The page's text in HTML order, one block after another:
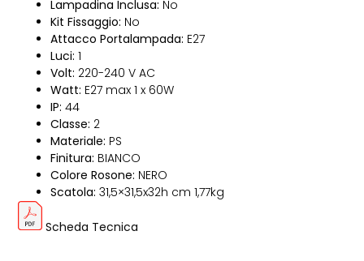
Lampadina Inclusa: No
Kit Fissaggio: No
Attacco Portalampada: E27
Luci: 1
Volt: 220-240 V AC
Watt: E27 max 1 x 60W
IP: 44
Classe: 2
Materiale: PS
Finitura: BIANCO
Colore Rosone: NERO
Scatola: 31,5×31,5x32h cm 1,77kg
Scheda Tecnica